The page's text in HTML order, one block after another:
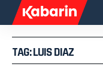
TAG: LUIS DIAZ